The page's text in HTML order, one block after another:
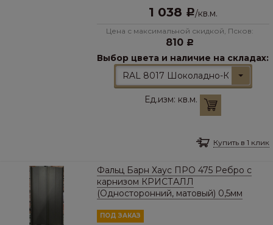
1 038 Р/кв.м.
Цена с максимальной скидкой, Псков:
810 Р
Выбор цвета и наличие на складах:
RAL 8017 Шоколадно-
Ед.изм: кв.м.
Купить в 1 клик
Фальц Барн Хаус ПРО 475 Ребро с
карнизом КРИСТАЛЛ
(Односторонний, матовый) 0,5мм
ПОД ЗАКАЗ